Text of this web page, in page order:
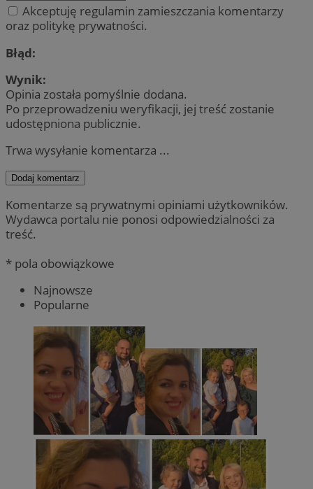
Akceptuję regulamin zamieszczania komentarzy
oraz politykę prywatności.
Błąd:
Wynik:
Opinia została pomyślnie dodana.
Po przeprowadzeniu weryfikacji, jej treść zostanie
udostępniona publicznie.
Trwa wysyłanie komentarza ...
Dodaj komentarz
Komentarze są prywatnymi opiniami użytkowników.
Wydawca portalu nie ponosi odpowiedzialności za
treść.
* pola obowiązkowe
Najnowsze
Popularne